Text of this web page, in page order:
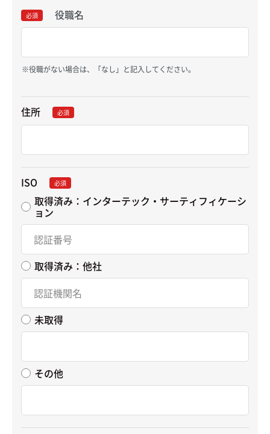
必須 役職名
役職がない場合は、「なし」と記入してください。
住所 必須
ISO 必須
取得済み：インターテック・サーティフィケーシ
ョン
取得済み：他社
未取得
その他